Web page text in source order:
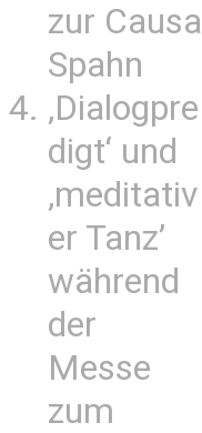
zur Causa
Spahn
‚Dialogpre
digt‘ und
‚meditativ
er Tanz’
während
der
Messe
zum